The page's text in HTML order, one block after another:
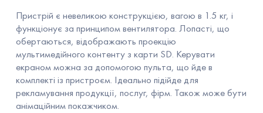
Пристрій є невеликою конструкцією, вагою в 1.5 кг, і
функціонує за принципом вентилятора. Лопасті, що
обертаються, відображають проекцію
мультимедійного контенту з карти SD. Керувати
екраном можна за допомогою пульта, що йде в
комплекті із пристроєм. Ідеально підійде для
рекламування продукції, послуг, фірм. Також може бути
анімаційним покажчиком.